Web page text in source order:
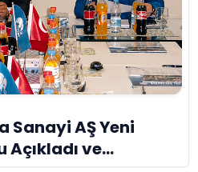
Sanayi AŞ Yeni
ve